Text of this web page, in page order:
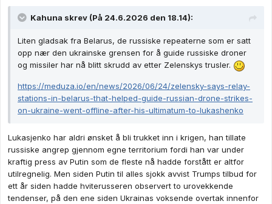
Kahuna skrev (På 24.6.2026 den 18.14):
Liten gladsak fra Belarus, de russiske repeaterne som er satt
opp nær den ukrainske grensen for å guide russiske droner
og missiler har nå blitt skrudd av etter Zelenskys trusler.
https://meduza.io/en/news/2026/06/24/zelensky-says-relay-
stations-in-belarus-that-helped-guide-russian-drone-strikes-
on-ukraine-went-offline-after-his-ultimatum-to-lukashenko
Lukasjenko har aldri ønsket å bli trukket inn i krigen, han tillate
russiske angrep gjennom egne territorium fordi han var under
kraftig press av Putin som de fleste nå hadde forstått er altfor
utilregnelig. Men siden Putin til alles sjokk avvist Trumps tilbud for
ett år siden hadde hviterusseren observert to urovekkende
tendenser, på den ene siden Ukrainas voksende overtak innenfor